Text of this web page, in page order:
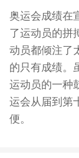
奥运会成绩在
了运动员的拼
动员都倾注了
的只有成绩。
运动员的一种
运会从届到第
便。